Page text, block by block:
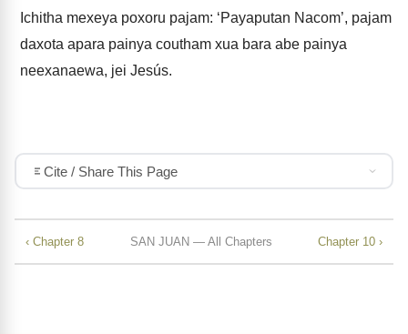
Ichitha mexeya poxoru pajam: ‘Payaputan Nacom’, pajam
daxota apara painya coutham xua bara abe painya
neexanaewa, jei Jesús.
Cite / Share This Page
‹ Chapter 8 SAN JUAN — All Chapters Chapter 10 ›